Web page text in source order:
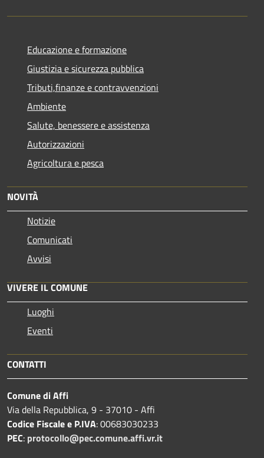
Educazione e formazione
Giustizia e sicurezza pubblica
Tributi,finanze e contravvenzioni
Ambiente
Salute, benessere e assistenza
Autorizzazioni
Agricoltura e pesca
NOVITÀ
Notizie
Comunicati
Avvisi
VIVERE IL COMUNE
Luoghi
Eventi
CONTATTI
Comune di Affi
Via della Repubblica, 9 - 37010 - Affi
Codice Fiscale e P.IVA: 00683030233
PEC: protocollo@pec.comune.affi.vr.it